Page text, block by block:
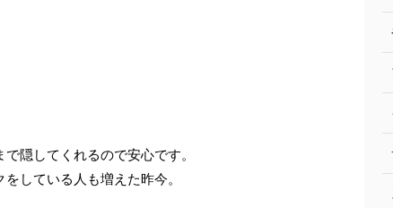
隠してくれるので安心です。
している人も増えた昨今。